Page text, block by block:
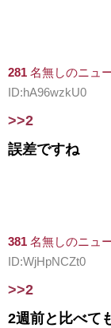
281 名無しのニュ
ID:hA96wzkU0
>>2
誤差ですね
381 名無しのニュ
ID:WjHpNCZt0
>>2
2週前と比べて